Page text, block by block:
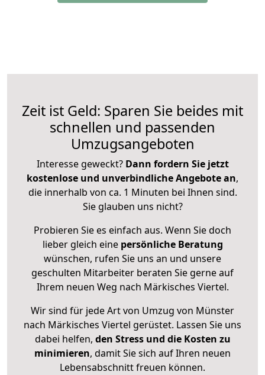
Zeit ist Geld: Sparen Sie beides mit
schnellen und passenden
Umzugsangeboten
Interesse geweckt? Dann fordern Sie jetzt
kostenlose und unverbindliche Angebote an,
die innerhalb von ca. 1 Minuten bei Ihnen sind.
Sie glauben uns nicht?
Probieren Sie es einfach aus. Wenn Sie doch
lieber gleich eine persönliche Beratung
wünschen, rufen Sie uns an und unsere
geschulten Mitarbeiter beraten Sie gerne auf
Ihrem neuen Weg nach Märkisches Viertel.
Wir sind für jede Art von Umzug von Münster
nach Märkisches Viertel gerüstet. Lassen Sie uns
dabei helfen, den Stress und die Kosten zu
minimieren, damit Sie sich auf Ihren neuen
Lebensabschnitt freuen können.